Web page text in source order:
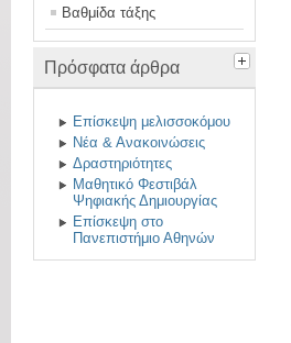
Βαθμίδα τάξης
Πρόσφατα άρθρα
Eπίσκεψη μελισσοκόμου
Νέα & Ανακοινώσεις
Δραστηριότητες
Μαθητικό Φεστιβάλ
Ψηφιακής Δημιουργίας
Επίσκεψη στο
Πανεπιστήμιο Αθηνών